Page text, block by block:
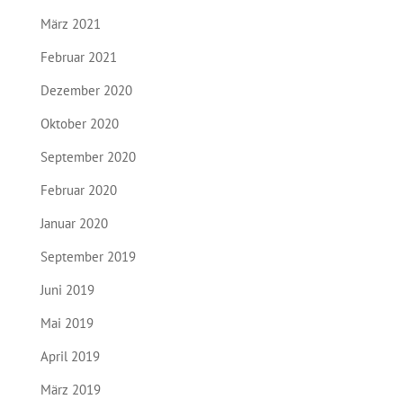
März 2021
Februar 2021
Dezember 2020
Oktober 2020
September 2020
Februar 2020
Januar 2020
September 2019
Juni 2019
Mai 2019
April 2019
März 2019